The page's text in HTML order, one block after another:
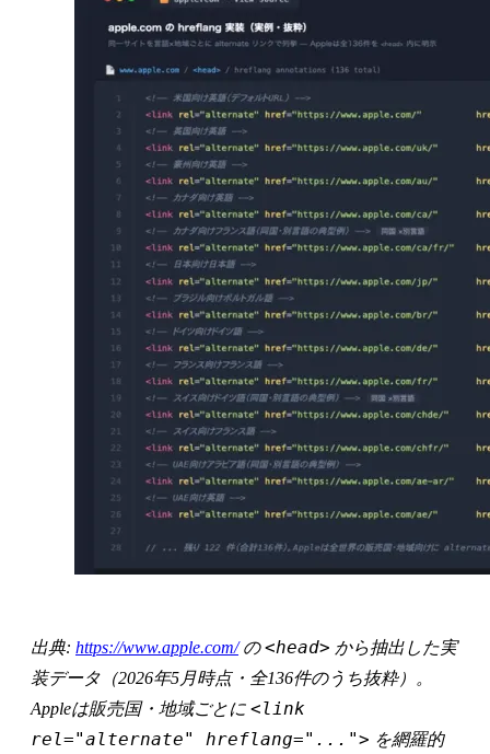
出典: https://www.apple.com/の<head> から抽出した実
装データ（2026年5月時点・全136件のうち抜粋）。
Appleは販売国・地域ごとに <link
rel="alternate" hreflang="..."> を網羅的